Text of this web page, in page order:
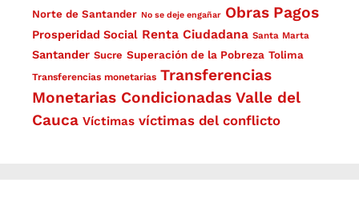
Norte de Santander No se deje engañar Obras Pagos
Prosperidad Social Renta Ciudadana Santa Marta
Santander Sucre Superación de la Pobreza Tolima
Transferencias monetarias Transferencias
Monetarias Condicionadas Valle del
Cauca Víctimas víctimas del conflicto